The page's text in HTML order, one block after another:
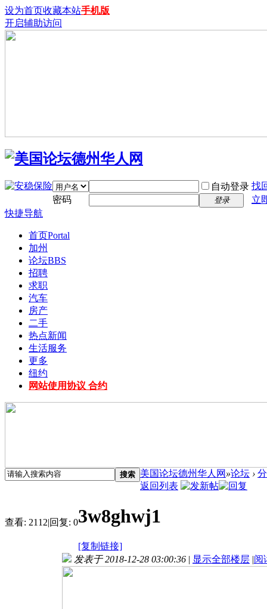
设为首页收藏本站手机版
开启辅助访问
自动登录 找
密码
登录
立
快捷导航
首页Portal
加州
论坛BBS
招聘
求职
汽车
房产
二手
热点新闻
生活服务
更多
纽约
网站使用协议 合约
搜索 美国论坛德州华人网 »论坛 ›
返回列表
查看: 2112|回复: 03w8ghwj1
[复制链接]
发表于 2018-12-28 03:00:36 | 显示全部楼层 |阅